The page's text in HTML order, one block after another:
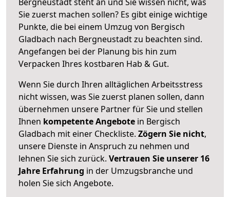
Sie zuerst machen sollen? Es gibt einige wichtige
Punkte, die bei einem Umzug von Bergisch
Gladbach nach Bergneustadt zu beachten sind.
Angefangen bei der Planung bis hin zum
Verpacken Ihres kostbaren Hab & Gut.
Wenn Sie durch Ihren alltäglichen Arbeitsstress
nicht wissen, was Sie zuerst planen sollen, dann
übernehmen unsere Partner für Sie und stellen
Ihnen kompetente Angebote in Bergisch
Gladbach mit einer Checkliste. Zögern Sie nicht,
unsere Dienste in Anspruch zu nehmen und
lehnen Sie sich zurück. Vertrauen Sie unserer 16
Jahre Erfahrung in der Umzugsbranche und
holen Sie sich Angebote.